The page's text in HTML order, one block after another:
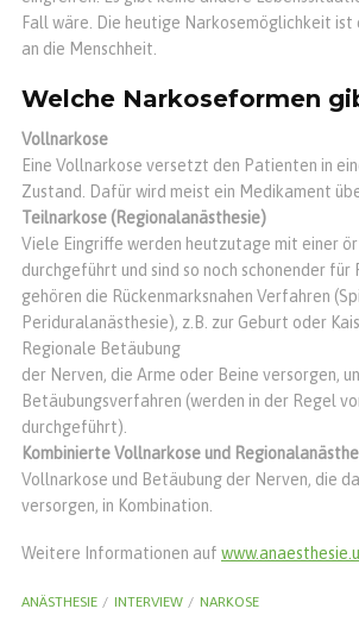
Fall wäre. Die heutige Narkosemöglichkeit ist
an die Menschheit.
Welche Narkoseformen
Vollnarkose
Eine Vollnarkose versetzt den Patienten in
Zustand. Dafür wird meist ein Medikament
Teilnarkose (Regionalanästhesie)
Viele Eingriffe werden heutzutage mit einer
durchgeführt und sind so noch schonender für
gehören die Rückenmarksnahen Verfahren
Periduralanästhesie), z.B. zur Geburt oder
Regionale Betäubung
der Nerven, die Arme oder Beine versorgen,
Betäubungsverfahren (werden in der Regel
durchgeführt).
Kombinierte Vollnarkose und
Vollnarkose und Betäubung der Nerven, die
versorgen, in Kombination.
Weitere Informationen auf
ANÄSTHESIE INTERVIEW NARKOSE